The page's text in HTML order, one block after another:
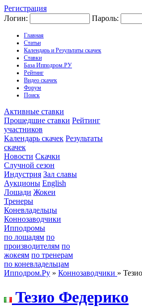
Регистрация
Логин:
Пароль:
Главная
Статьи
Календарь и Результаты скачек
Ставки
База Ипподром.РУ
Рейтинг
Видео скачек
Форум
Поиск
Активные ставки
Прошедшие ставки Рейтинг
участников
Календарь скачек Результаты
скачек
Новости Скачки
Случной сезон
Индустрия Зал славы
Аукционы English
Лошади Жокеи
Тренеры
Коневладельцы
Коннозаводчики
Ипподромы
по лошадям по
производителям по
жокеям по тренерам
по коневладельцам
Ипподром.Ру » Коннозаводчики »
Teзио Фeдepико